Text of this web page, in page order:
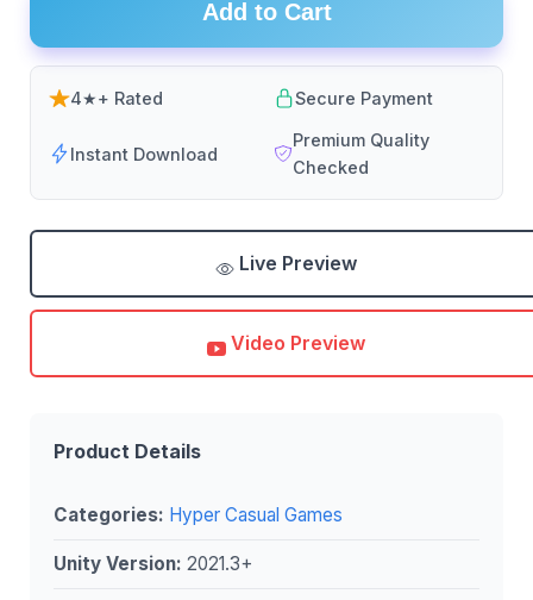
Add to Cart
4★+ Rated Secure Payment
Instant Download
Premium Quality
Checked
Live Preview
Video Preview
Product Details
Categories: Hyper Casual Games
Unity Version: 2021.3+